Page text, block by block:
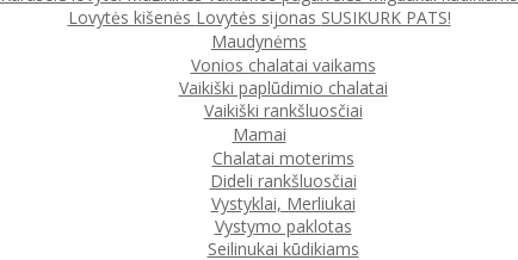
Lovytės kišenės Lovytės sijonas SUSIKURK PATS!
Maudynėms
Vonios chalatai vaikams
Vaikiški paplūdimio chalatai
Vaikiški rankšluosčiai
Mamai
Chalatai moterims
Dideli rankšluosčiai
Vystyklai, Merliukai
Vystymo paklotas
Seilinukai kūdikiams